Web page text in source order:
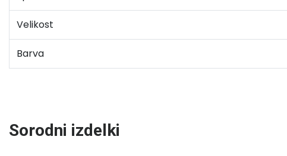
Velikost
Barva
Sorodni izdelki